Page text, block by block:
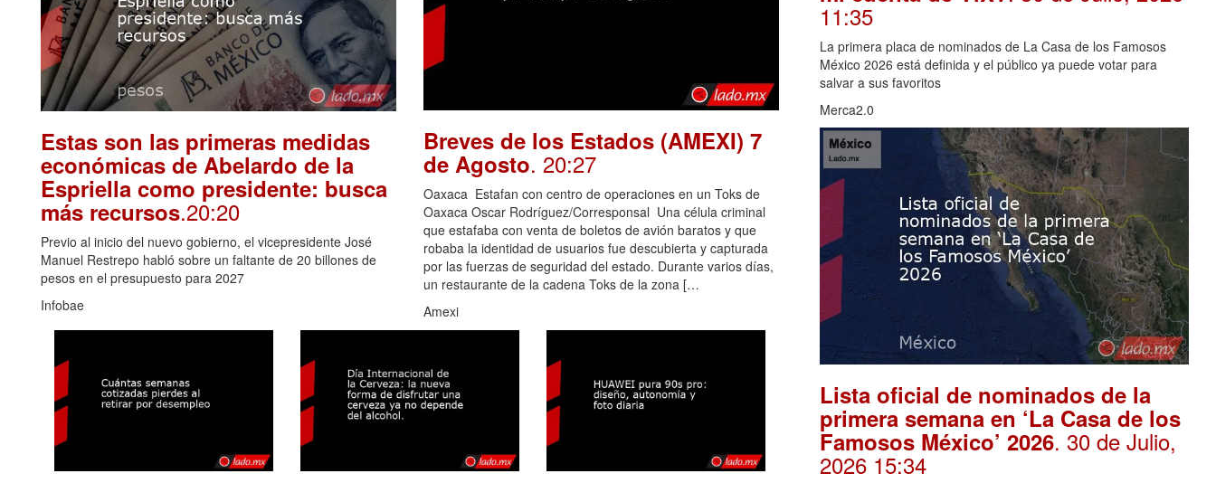
Estas son las primeras medidas
económicas de Abelardo de la
Espriella como presidente: busca
más recursos.20:20
Previo al inicio del nuevo gobierno, el vicepresidente José
Manuel Restrepo habló sobre un faltante de 20 billones de
pesos en el presupuesto para 2027
Infobae
Breves de los Estados (AMEXI) 7
de Agosto. 20:27
Oaxaca Estafan con centro de operaciones en un Toks de
Oaxaca Oscar Rodríguez/Corresponsal Una célula criminal
que estafaba con venta de boletos de avión baratos y que
robaba la identidad de usuarios fue descubierta y capturada
por las fuerzas de seguridad del estado. Durante varios días,
un restaurante de la cadena Toks de la zona […
Amexi
11:35
La primera placa de nominados de La Casa de los Famosos
México 2026 está definida y el público ya puede votar para
salvar a sus favoritos
Merca2.0
Lista oficial de nominados de la
primera semana en ‘La Casa de los
Famosos México’ 2026. 30 de Julio,
2026 15:34